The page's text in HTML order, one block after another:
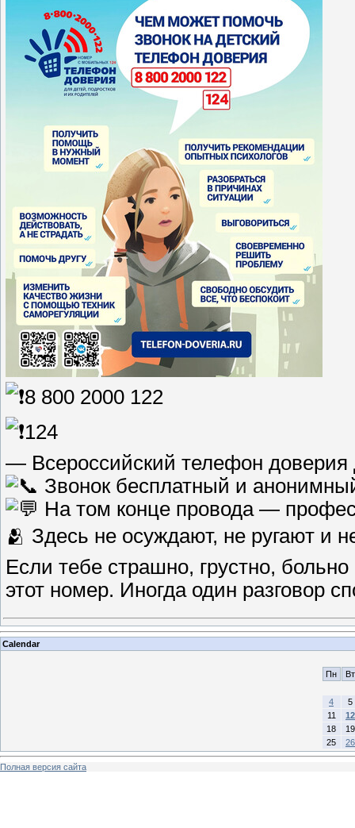
8 800 2000 122
124
— Всероссийский телефон доверия
Звонок бесплатный и
На том конце провода —
🫂 Здесь не осуждают, не ругают и
Если тебе страшно, грустно,
этот номер. Иногда один разговор
Calendar
Пн Вт
4
5
11
12
18
19
25
26
Полная версия сайта